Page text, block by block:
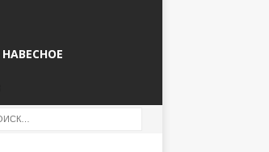
НАВЕСНОЕ